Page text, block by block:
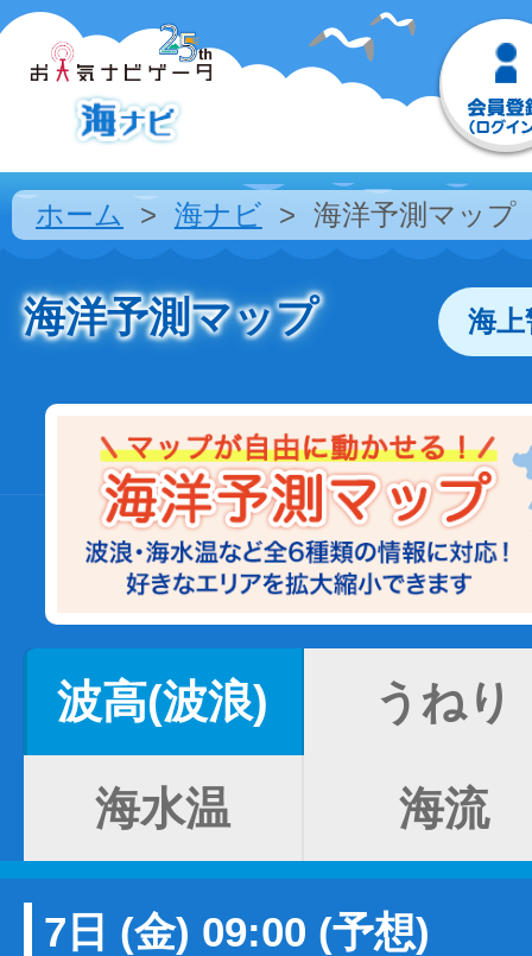
ホーム 海ナビ 海洋予測マップ
海洋予測マップ 海
波高(波浪) うねり
海水温 海流
7日 (金) 09:00 (予想)